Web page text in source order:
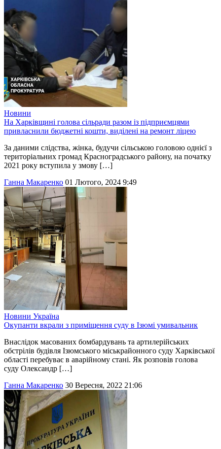
Новини
На Харківщині голова сільради разом із підприємцями
привласнили бюджетні кошти, виділені на ремонт ліцею
За даними слідства, жінка, будучи сільською головою однієї з
територіальних громад Красноградського району, на початку
2021 року вступила у змову […]
Ганна Макаренко 01 Лютого, 2024 9:49
Новини Україна
Окупанти вкрали з приміщення суду в Ізюмі умивальник
Внаслідок масованих бомбардувань та артилерійських
обстрілів будівля Ізюмського міськрайонного суду Харківської
області перебуває в аварійному стані. Як розповів голова
суду Олександр […]
Ганна Макаренко 30 Вересня, 2022 21:06